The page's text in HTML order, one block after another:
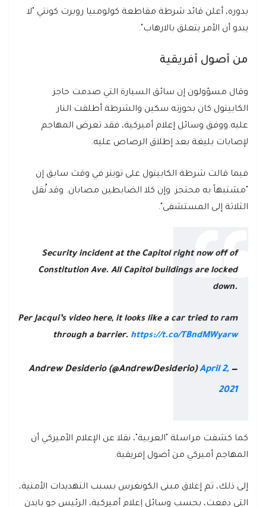
بدوره، أعلن قائد شرطة مقاطعة كولومبيا روبرت كونتي "لا
يبدو أن الأمر يتعلق بالارهاب".
من أصول أفريقية
وقال مسؤولون إن سائق السيارة التي صدمت حاجز
الكابيتول كان بحوزته سكين والشرطة أطلقت النار
عليه.ووفق وسائل إعلام أميركية، فقد تعرض المهاجم
لإصابات بليغة بعد إطلاق الرصاص عليه.
فيما قالت شرطة الكابيتول على تويتر في وقت سابق إن
"مشتبهاً به محتجز. وإن كلا الضابطين مصابان. وقد نُقل
الثلاثة إلى المستشفى".
Security incident at the Capitol right now off of
Constitution Ave. All Capitol buildings are locked
down.
Per Jacqui’s video here, it looks like a car tried to ram
through a barrier. https://t.co/TBndMWyarw
— Andrew Desiderio (@AndrewDesiderio)
April 2,
2021
كما كشفت مراسلة "العربية"، نقلا عن الإعلام الأميركي أن
المهاجم أميركي من أصول إفريقية.
إلى ذلك، تم إغلاق مبنى الكونغرس بسبب التهديدات الأمنية،
التي دفعت، بحسب وسائل إعلام أميركية، الرئيس جو بايدن